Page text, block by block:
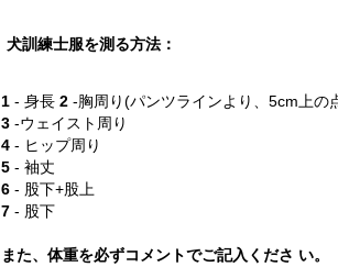
犬訓練士服を測る方法：
1 - 身長 2 -胸周り(パンツラインより、5cm上の
3 -ウェイスト周り
4 - ヒップ周り
5 - 袖丈
6 - 股下+股上
7 - 股下
また、体重を必ずコメントでご記入くださ い。